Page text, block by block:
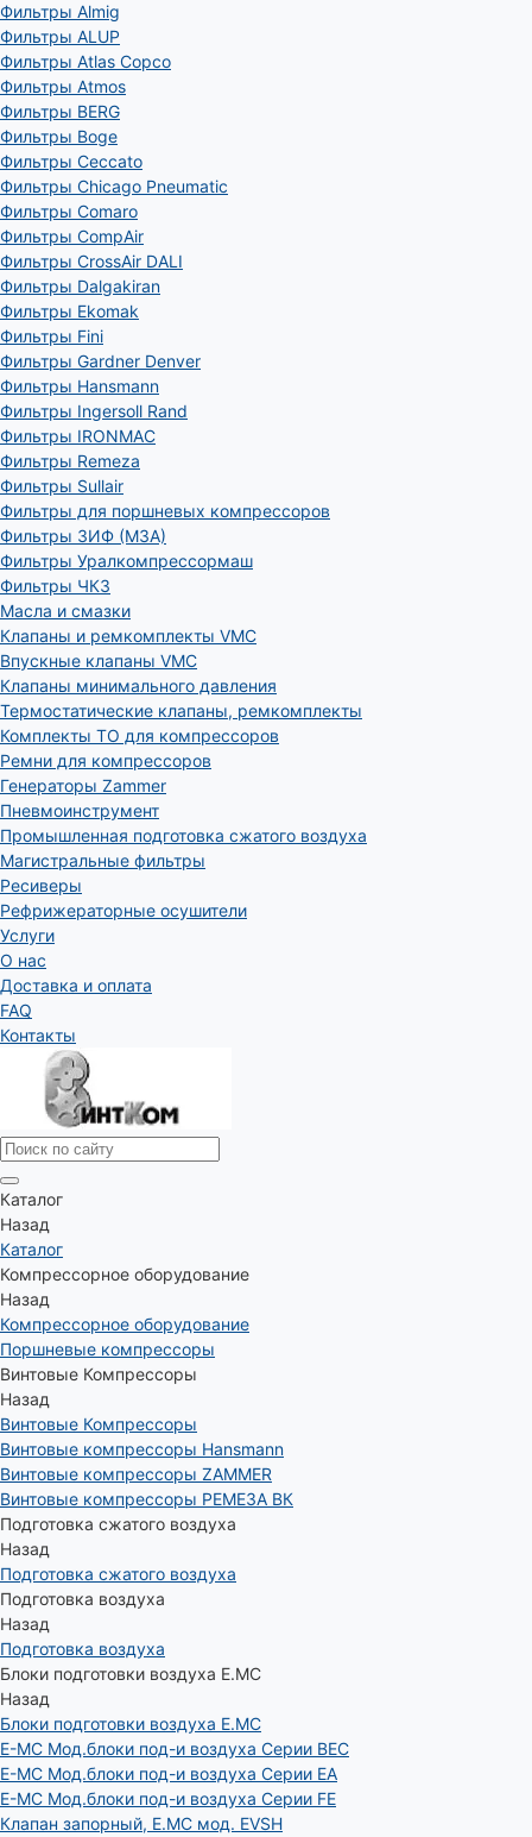
Фильтры Almig
Фильтры ALUP
Фильтры Atlas Copco
Фильтры Atmos
Фильтры BERG
Фильтры Boge
Фильтры Ceccato
Фильтры Chicago Pneumatic
Фильтры Comaro
Фильтры CompAir
Фильтры CrossAir DALI
Фильтры Dalgakiran
Фильтры Ekomak
Фильтры Fini
Фильтры Gardner Denver
Фильтры Hansmann
Фильтры Ingersoll Rand
Фильтры IRONMAC
Фильтры Remeza
Фильтры Sullair
Фильтры для поршневых компрессоров
Фильтры ЗИФ (МЗА)
Фильтры Уралкомпрессормаш
Фильтры ЧКЗ
Масла и смазки
Клапаны и ремкомплекты VMC
Впускные клапаны VMC
Клапаны минимального давления
Термостатические клапаны, ремкомплекты
Комплекты ТО для компрессоров
Ремни для компрессоров
Генераторы Zammer
Пневмоинструмент
Промышленная подготовка сжатого воздуха
Магистральные фильтры
Ресиверы
Рефрижераторные осушители
Услуги
О нас
Доставка и оплата
FAQ
Контакты
Каталог
Назад
Каталог
Компрессорное оборудование
Назад
Компрессорное оборудование
Поршневые компрессоры
Винтовые Компрессоры
Назад
Винтовые Компрессоры
Винтовые компрессоры Hansmann
Винтовые компрессоры ZAMMER
Винтовые компрессоры РЕМЕЗА ВК
Подготовка сжатого воздуха
Назад
Подготовка сжатого воздуха
Подготовка воздуха
Назад
Подготовка воздуха
Блоки подготовки воздуха E.MC
Назад
Блоки подготовки воздуха E.MC
E-MC Мод.блоки под-и воздуха Серии BEC
E-MC Мод.блоки под-и воздуха Серии EA
E-MC Мод.блоки под-и воздуха Серии FE
Клапан запорный, E.MC мод. EVSH